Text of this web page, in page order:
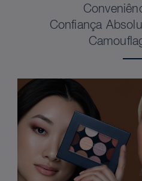
Confiança